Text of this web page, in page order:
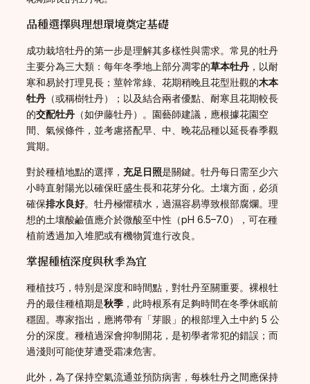
品種選擇與理想環境奠定基礎
成功栽培牡丹的第一步是理解其多樣性與需求。常見的牡丹
主要分為三大類：每年冬季地上部分凋零的草本牡丹 ，以耐
寒和易於打理見長；莖幹常綠、花期稍晚且花型壯觀的木本
牡丹 （或稱樹牡丹）；以及結合兩者優點、耐寒且花期較長
的交配牡丹 （如伊藤牡丹）。園藝師建議，應根據花園空
間、氣候條件，並考慮搭配早、中、晚花品種以延長春季觀
賞期。
對於種植地點的選擇， 充足日照是關鍵。牡丹每日需至少六
小時直射陽光以確保旺盛生長和花芽分化。土壤方面，必須
確保排水良好。牡丹極懼積水，過濕容易導致根部腐爛。理
想的土壤酸鹼值應介於微酸至中性（pH 6.5–7.0），可在種
植前透過加入堆肥或有機物質進行改良。
掌握種植深度與秋季為宜
種植技巧，特別是深度和時間點，對牡丹至關重要。裸根牡
丹的最佳種植期是秋季 ，此時根系有足夠時間在冬季休眠前
穩固。專家指出，應將帶有「芽眼」的根部埋入土中約 5 公
分的深度。種植過深會抑制開花，是初學者常犯的錯誤；而
過淺則可能使芽遭受霜凍危害。
此外，為了保持空氣流通並預防病害，每株牡丹之間應保持